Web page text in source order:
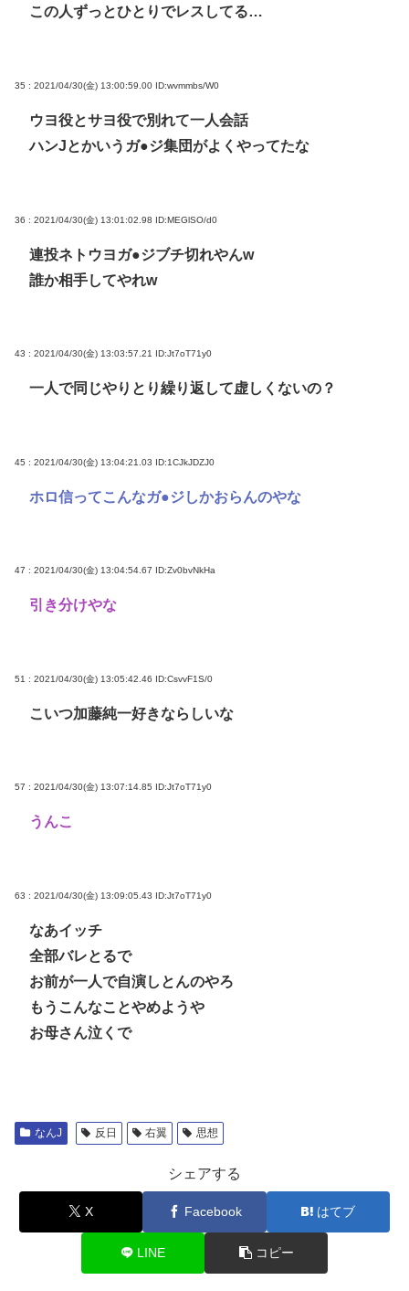
この人ずっとひとりでレスしてる…
35 : 2021/04/30(金) 13:00:59.00 ID:wvmmbs/W0
ウヨ役とサヨ役で別れて一人会話
ハンJとかいうガ●ジ集団がよくやってたな
36 : 2021/04/30(金) 13:01:02.98 ID:MEGlSO/d0
連投ネトウヨガ●ジブチ切れやんw
誰か相手してやれw
43 : 2021/04/30(金) 13:03:57.21 ID:Jt7oT71y0
一人で同じやりとり繰り返して虚しくないの？
45 : 2021/04/30(金) 13:04:21.03 ID:1CJkJDZJ0
ホロ信ってこんなガ●ジしかおらんのやな
47 : 2021/04/30(金) 13:04:54.67 ID:Zv0bvNkHa
引き分けやな
51 : 2021/04/30(金) 13:05:42.46 ID:CsvvF1S/0
こいつ加藤純一好きならしいな
57 : 2021/04/30(金) 13:07:14.85 ID:Jt7oT71y0
うんこ
63 : 2021/04/30(金) 13:09:05.43 ID:Jt7oT71y0
なあイッチ
全部バレとるで
お前が一人で自演しとんのやろ
もうこんなことやめようや
お母さん泣くで
なんJ 反日 右翼 思想
シェアする
X Facebook はてブ
LINE コピー